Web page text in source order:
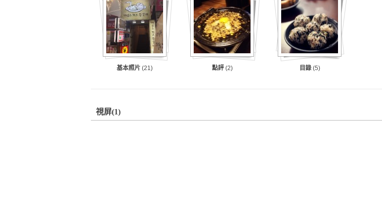
基本照片 (21) 點評 (2) 目錄 (5)
視屏(1)